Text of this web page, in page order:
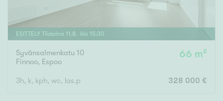
ESITTELY Tiistaina 11 .8. klo 15:30
Syvänsalmenkatu 10
Finnoo, Espoo
66 m²
3h, k, kph, wc, las.p 328 000 €